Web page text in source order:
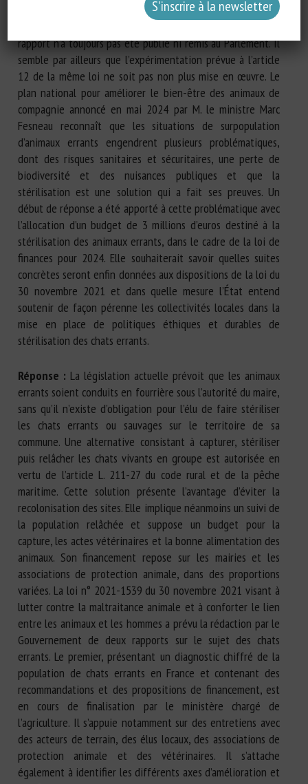
millions d’euros en 2023), a alerté Mme la députée sur le
rapport n’a toujours pas été publié ni remis au Parlement. Il
semble par ailleurs que l’expérimentation prévue à l’article
12 de la même loi ne soit pas non plus mise en œuvre. Le
plan national pour améliorer le bien-être des animaux de
compagnie annoncé en mai 2024 par M. le ministre Marc
Fesneau reconnaît que les situations de surpopulation
d’animaux errants engendrent plusieurs problématiques,
dont des risques sanitaires et sécuritaires, une perte de
biodiversité et des nuisances publiques et que la
stérilisation est une solution qui a fait ses preuves. Un
début de réponse a été apporté à cette problématique avec
l’allocation d’un budget de 3 millions d’euros destiné à la
stérilisation des animaux errants, dans le cadre de la loi de
finances pour 2024. Elle souhaiterait savoir quelles suites
concrètes seront enfin données aux dispositions de la loi du
30 novembre 2021 et dans quelle mesure l’État entend
soutenir de façon pérenne les collectivités locales dans la
mise en place de politiques éthiques et durables de
stérilisation des chats errants.
Réponse : La législation actuelle prévoit que les animaux
errants soient conduits en fourrière sous l’autorité du maire,
sans qu’il n’existe d’obligation pour l’élu de faire stériliser
les chats errants ou sauvages sur le territoire de sa
commune. Une alternative consistant à capturer, stériliser
puis relâcher les chats vivants en groupe est autorisée en
vertu de l’article L. 211-27 du code rural et de la pêche
maritime. Cette solution présente l’avantage d’éviter la
recolonisation des sites. Elle implique néanmoins un suivi de
la population relâchée et suppose un budget pour la
capture, les actes vétérinaires et la bonne alimentation des
animaux. Son financement repose sur les mairies et les
associations de protection animale, dans des proportions
variées. La loi n° 2021-1539 du 30 novembre 2021 visant à
lutter contre la maltraitance animale et à conforter le lien
entre les animaux et les hommes a prévu la rédaction par le
Gouvernement de deux rapports sur le sujet des chats
errants. Le premier, présentant un diagnostic chiffré de la
population de chats errants en France et contenant des
recommandations et des propositions de financement, est
en cours de finalisation par le ministère chargé de
l’agriculture. Il s’appuie notamment sur des entretiens avec
des acteurs de terrain, des élus locaux, des associations de
protection animale et des vétérinaires. Il s’attache
également à identifier les différents axes d’amélioration et